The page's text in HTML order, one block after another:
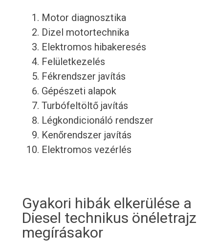
Motor diagnosztika
Dizel motortechnika
Elektromos hibakeresés
Felületkezelés
Fékrendszer javítás
Gépészeti alapok
Turbófeltöltő javítás
Légkondicionáló rendszer
Kenőrendszer javítás
Elektromos vezérlés
Gyakori hibák elkerülése a
Diesel technikus önéletrajz
megírásakor